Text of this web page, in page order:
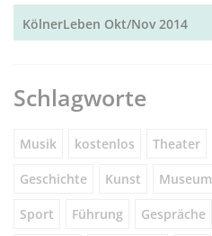
KölnerLeben Okt/Nov 2014
Schlagworte
Musik kostenlos Theater
Geschichte Kunst Museum
Sport Führung Gespräche